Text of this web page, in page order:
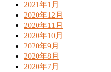
2021年1月
2020年12月
2020年11月
2020年10月
2020年9月
2020年8月
2020年7月